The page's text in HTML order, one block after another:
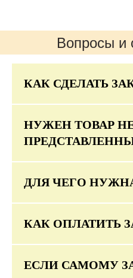
Вопросы и
КАК СДЕЛАТЬ
НУЖЕН ТОВАР
ДЛЯ ЧЕГО
КАК ОПЛАТИТЬ
ЕСЛИ САМОМУ